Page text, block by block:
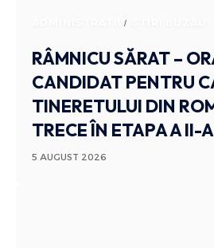
ADMINISTRATIV
RÂMNICU SĂRAT –
CANDIDAT PENTRU
TINERETULUI DIN
TRECE ÎN ETAPA A II-
5 AUGUST 2026